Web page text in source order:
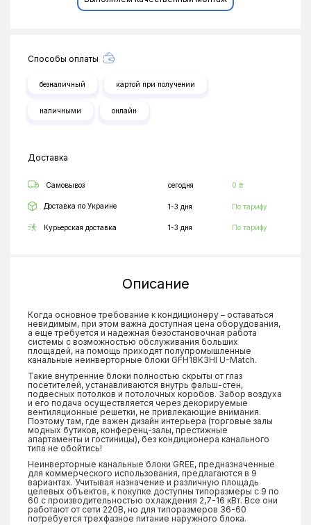
Способы оплаты
безналичный картой при получении
наличными онлайн
Доставка
Самовывоз сегодня 0 ₴
Доставка по Украине 1-3 дня По тарифу
Курьерская доставка 1-3 дня По тарифу
Описание
Когда основное требование к кондиционеру – оставаться
невидимым, при этом важна доступная цена оборудования,
а еще требуется и надежная безостановочная работа
системы с возможностью обслуживания больших
площадей, на помощь приходят полупромышленные
канальные неинверторные блоки GFH18K3HI U-Match.
Такие внутренние блоки полностью скрыты от глаз
посетителей, устанавливаются внутрь фальш-стен,
подвесных потолков и потолочных коробов. Забор воздуха
и его подача осуществляется через декорируемые
вентиляционные решетки, не привлекающие внимания.
Поэтому там, где важен дизайн интерьера (торговые залы
модных бутиков, конференц-залы, престижные
апартаменты и гостиницы), без кондиционера канального
типа не обойтись!
Неинверторные канальные блоки GREE, предназначенные
для коммерческого использования, предлагаются в 9
вариантах. Учитывая назначение и различную площадь
целевых объектов, к покупке доступны типоразмеры с 9 по
60 с производительностью охлаждения 2,7-16 кВт. Все они
работают от сети 220В, но для типоразмеров 36-60
потребуется трехфазное питание наружного блока.